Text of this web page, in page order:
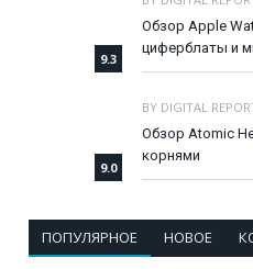
9.3
Обзор Apple
циферблаты и
9.0
BY DIGITAL
Обзор Atomic
корнями
ПОПУЛЯРНОЕ НОВОЕ